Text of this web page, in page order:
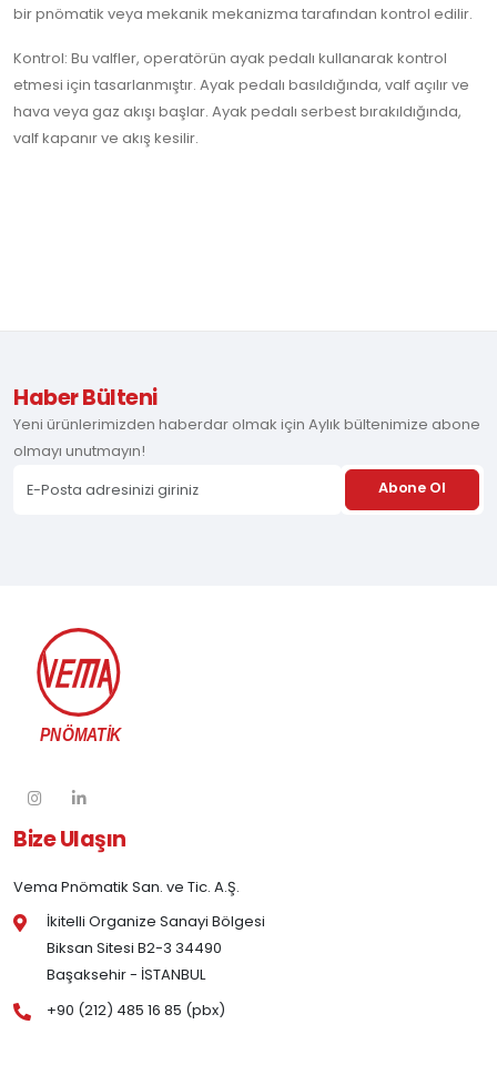
bir pnömatik veya mekanik mekanizma tarafından kontrol edilir.
Kontrol: Bu valfler, operatörün ayak pedalı kullanarak kontrol
etmesi için tasarlanmıştır. Ayak pedalı basıldığında, valf açılır ve
hava veya gaz akışı başlar. Ayak pedalı serbest bırakıldığında,
valf kapanır ve akış kesilir.
Haber Bülteni
Yeni ürünlerimizden haberdar olmak için Aylık bültenimize abone
olmayı unutmayın!
Abone Ol
Bize Ulaşın
Vema Pnömatik San. ve Tic. A.Ş.
İkitelli Organize Sanayi Bölgesi
Biksan Sitesi B2-3 34490
Başaksehir - İSTANBUL
+90 (212) 485 16 85 (pbx)